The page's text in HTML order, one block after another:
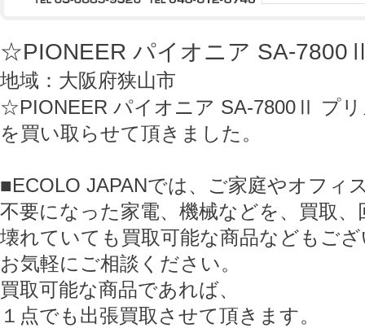
☆PIONEER パイオニア SA-
地域：大阪府狭山市
☆PIONEER パイオニア SA-7800Ⅱ プ
を買い取らせて頂きました。
■ECOLO JAPANでは、ご家庭やオフィ
不要になった家電、機械などを、買取
壊れていても買取可能な商品などもご
お気軽にご相談ください。
買取可能な商品であれば、
１点でも出張買取させて頂きます。